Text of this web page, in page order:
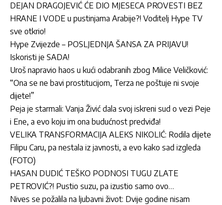
DEJAN DRAGOJEVIĆ ĆE DIO MJESECA PROVESTI BEZ
HRANE I VODE u pustinjama Arabije?! Voditelj Hype TV
sve otkrio!
Hype Zvijezde – POSLJEDNJA ŠANSA ZA PRIJAVU!
Iskoristi je SADA!
Uroš napravio haos u kući odabranih zbog Milice Veličković:
“Ona se ne bavi prostitucijom, Terza ne poštuje ni svoje
dijete!”
Peja je starmali: Vanja Živić dala svoj iskreni sud o vezi Peje
i Ene, a evo koju im ona budućnost predviđa!
VELIKA TRANSFORMACIJA ALEKS NIKOLIĆ: Rodila dijete
Filipu Caru, pa nestala iz javnosti, a evo kako sad izgleda
(FOTO)
HASAN DUDIĆ TEŠKO PODNOSI TUGU ZLATE
PETROVIĆ?! Pustio suzu, pa izustio samo ovo…
Nives se požalila na ljubavni život: Dvije godine nisam